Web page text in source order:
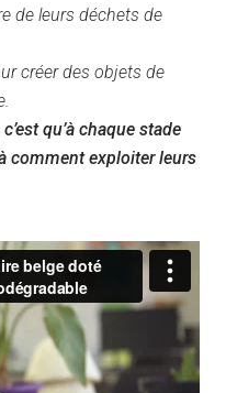
de leurs déchets de
créer des objets de
qu’à chaque stade
comment exploiter leurs